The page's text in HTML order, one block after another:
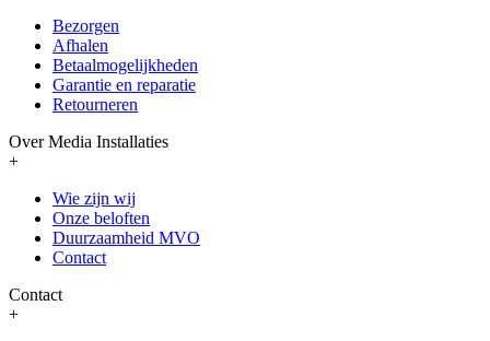
Bezorgen
Afhalen
Betaalmogelijkheden
Garantie en reparatie
Retourneren
Over Media Installaties
+
Wie zijn wij
Onze beloften
Duurzaamheid MVO
Contact
Contact
+